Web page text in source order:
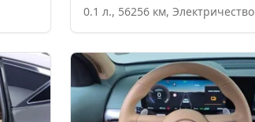
0.1 л., 56256 км, Электричество